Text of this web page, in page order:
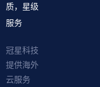
质，星级
服务
冠星科技
提供海外
云服务